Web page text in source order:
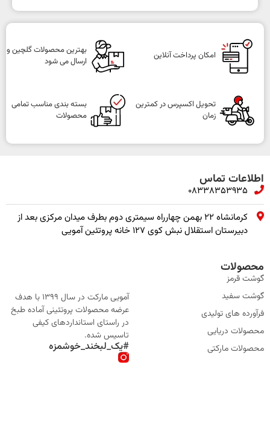
امکان پرداخت آنلاین
بهترین محصولات گلچین و
ارسال می شود
تحویل اکسپرس در کمترین
زمان
بسته بندی مناسب تمامی
محصولات
اطلاعات تماس
08338353935
کرمانشاه ۲۲ بهمن چهارراه سیمتری دوم بطرف میدان مرکزی بعد از
دبیرستان استقلال نبش کوی ۱۲۷ خانه پروتئین آمویی
محصولات
گوشت قرمز
گوشت سفید
فرآورده های تولیدی
محصولات دریایی
محصولات مارکتی
آمویی مارکت در سال 1399 با هدف
عرضه محصولات پروتئینی آماده طبخ
در راستای استانداردهای کیفی
تاسیس شده.
#یک_لبخند_خوشمزه